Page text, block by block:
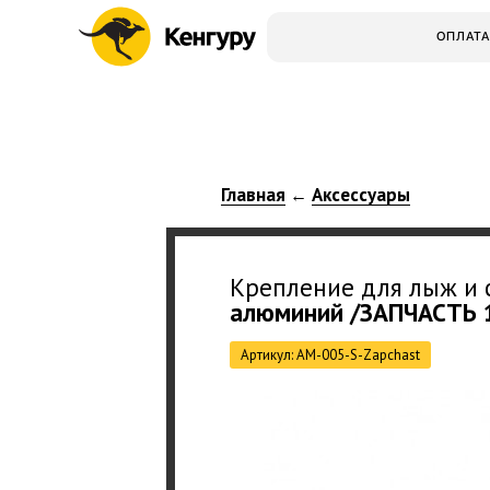
ОПЛАТА
Главная ← Аксессуары
Крепление для лыж и
алюминий /
Артикул: AM-005-S-Zapchast